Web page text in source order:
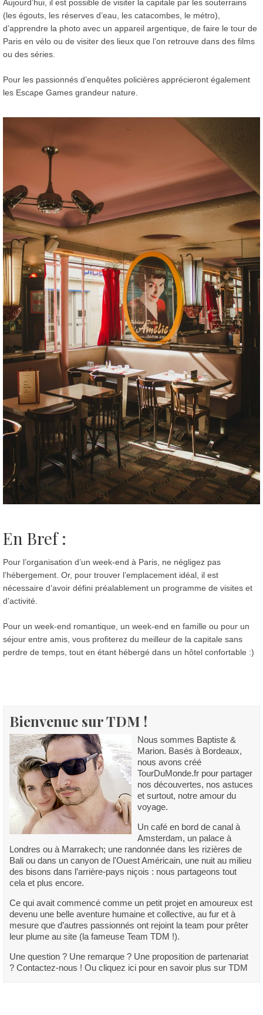
Aujourd’hui, il est possible de visiter la capitale par les souterrains
(les égouts, les réserves d’eau, les catacombes, le métro),
d’apprendre la photo avec un appareil argentique, de faire le tour de
Paris en vélo ou de visiter des lieux que l’on retrouve dans des films
ou des séries.
Pour les passionnés d’enquêtes policières apprécieront également
les Escape Games grandeur nature.
En Bref :
Pour l’organisation d’un week-end à Paris, ne négligez pas
l’hébergement. Or, pour trouver l’emplacement idéal, il est
nécessaire d’avoir défini préalablement un programme de visites et
d’activité.
Pour un week-end romantique, un week-end en famille ou pour un
séjour entre amis, vous profiterez du meilleur de la capitale sans
perdre de temps, tout en étant hébergé dans un hôtel confortable :)
Bienvenue sur TDM !
Nous sommes Baptiste &
Marion. Basés à Bordeaux,
nous avons créé
TourDuMonde.fr pour partager
nos découvertes, nos astuces
et surtout, notre amour du
voyage.
Un café en bord de canal à
Amsterdam, un palace à
Londres ou à Marrakech; une randonnée dans les rizières de
Bali ou dans un canyon de l'Ouest Américain, une nuit au milieu
des bisons dans l’arrière-pays niçois : nous partageons tout
cela et plus encore.
Ce qui avait commencé comme un petit projet en amoureux est
devenu une belle aventure humaine et collective, au fur et à
mesure que d’autres passionnés ont rejoint la team pour prêter
leur plume au site (la fameuse Team TDM !).
Une question ? Une remarque ? Une proposition de partenariat
? Contactez-nous ! Ou cliquez ici pour en savoir plus sur TDM